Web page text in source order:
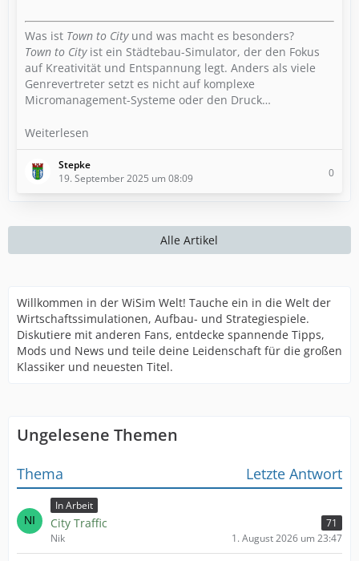
Was ist Town to Cityund was macht es besonders?
Town to Cityist ein Städtebau-Simulator, der den Fokus
auf Kreativität und Entspannung legt. Anders als viele
Genrevertreter setzt es nicht auf komplexe
Micromanagement-Systeme oder den Druck…
Weiterlesen
Stepke
19. September 2025 um 08:09
0
Alle Artikel
Willkommen in der WiSim Welt! Tauche ein in die Welt der
Wirtschaftssimulationen, Aufbau- und Strategiespiele.
Diskutiere mit anderen Fans, entdecke spannende Tipps,
Mods und News und teile deine Leidenschaft für die großen
Klassiker und neuesten Titel.
Ungelesene Themen
Thema Letzte Antwort
In Arbeit
City Traffic
71
Nik
1. August 2026 um 23:47